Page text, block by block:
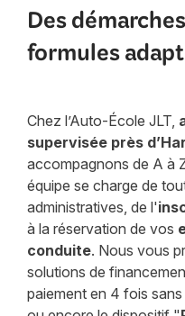
Des
formules
Chez l’Auto-École JLT,
supervisée près
accompagnons de A à
équipe se charge de
administratives, de l'
à la réservation de vos
conduite. Nous vous
solutions de
paiement en 4 fois